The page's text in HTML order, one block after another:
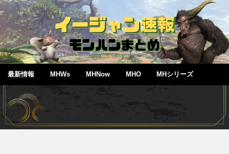
最新情報 MHWs MHNow MHO MHシリーズ